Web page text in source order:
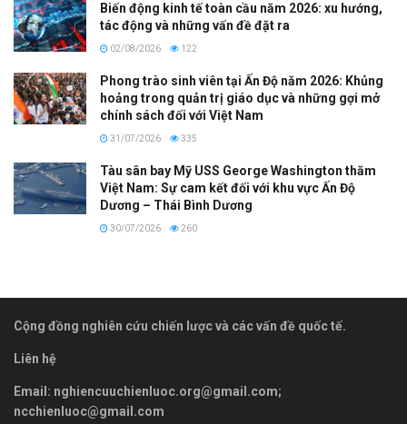
Biến động kinh tế toàn cầu năm 2026: xu hướng,
tác động và những vấn đề đặt ra
02/08/2026 122
Phong trào sinh viên tại Ấn Độ năm 2026: Khủng
hoảng trong quản trị giáo dục và những gợi mở
chính sách đối với Việt Nam
31/07/2026 335
Tàu sân bay Mỹ USS George Washington thăm
Việt Nam: Sự cam kết đối với khu vực Ấn Độ
Dương – Thái Bình Dương
30/07/2026 260
Cộng đồng nghiên cứu chiến lược và các vấn đề quốc tế.
Liên hệ
Email: nghiencuuchienluoc.org@gmail.com;
ncchienluoc@gmail.com